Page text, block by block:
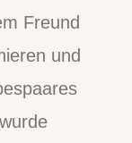
Freund
und